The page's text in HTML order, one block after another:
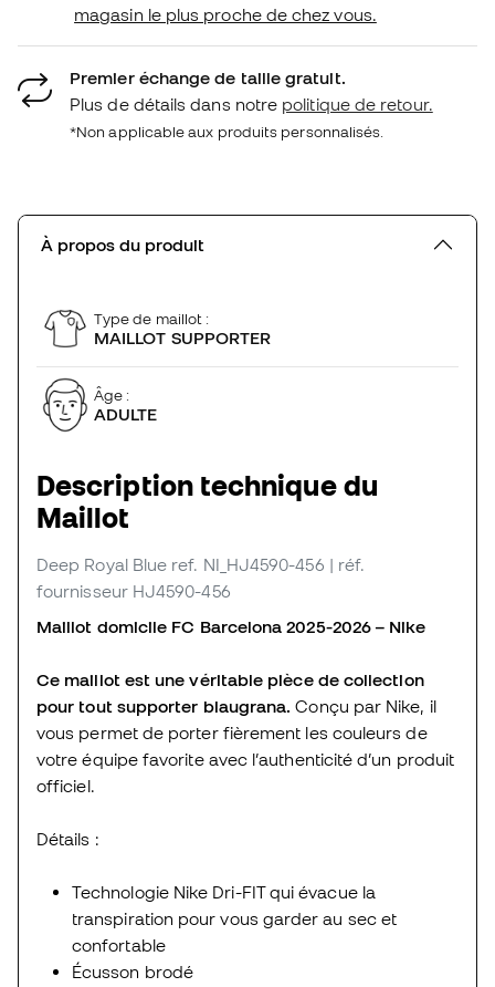
magasin le plus proche de chez vous.
Premier échange de taille gratuit.
Plus de détails dans notre politique de retour.
*Non applicable aux produits personnalisés.
À propos du produit
Type de maillot :
MAILLOT SUPPORTER
Âge :
ADULTE
Description technique du
Maillot
Deep Royal Blue ref. NI_HJ4590-456 | réf.
fournisseur HJ4590-456
Maillot domicile FC Barcelona 2025-2026 – Nike
Ce maillot est une véritable pièce de collection
pour tout supporter blaugrana. Conçu par Nike, il
vous permet de porter fièrement les couleurs de
votre équipe favorite avec l’authenticité d’un produit
officiel.
Détails :
Technologie Nike Dri-FIT qui évacue la
transpiration pour vous garder au sec et
confortable
Écusson brodé